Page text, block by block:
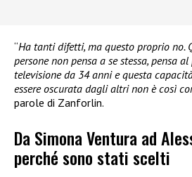
“Ha tanti difetti, ma questo proprio no.
persone non pensa a se stessa, pensa
televisione da 34 anni e questa
essere oscurata dagli altri non è così
parole di Zanforlin.
Da Simona Ventura ad
perché sono stati scelti